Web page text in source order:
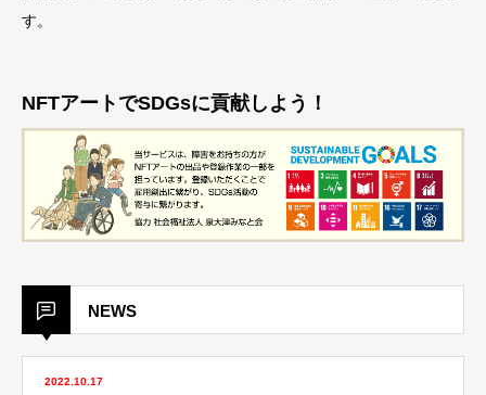
す。
NFTアートでSDGsに貢献しよう！
NEWS
2022.10.17